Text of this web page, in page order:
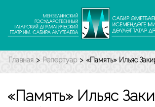
содержимому
Enter)
Главная > Репертуар > «Память» Ильяс
«Память» Ильяс